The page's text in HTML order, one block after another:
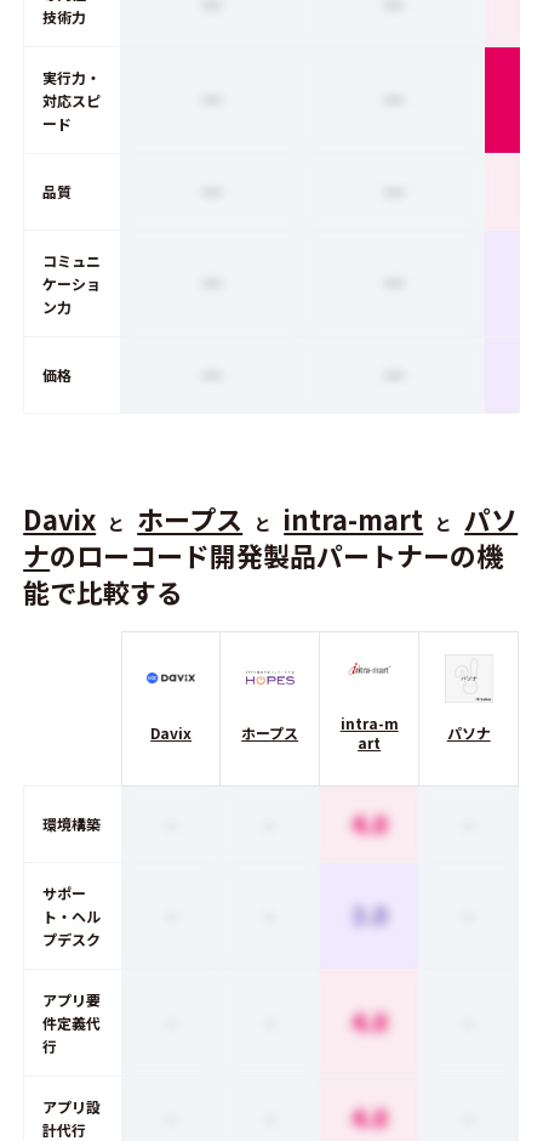
技術力
実行力・
対応スピ
ード
品質
コミュニ
ケーショ
ン力
価格
Davix と ホープス と intra-mart と
パソ
ナのローコード開発製品パートナーの機
能で比較する
Davix ホープス
intra-m
art
パソナ
環境構築 4.0
サポー
ト・ヘル
プデスク
3.0
アプリ要
件定義代
行
4.0
アプリ設
計代行
4.0